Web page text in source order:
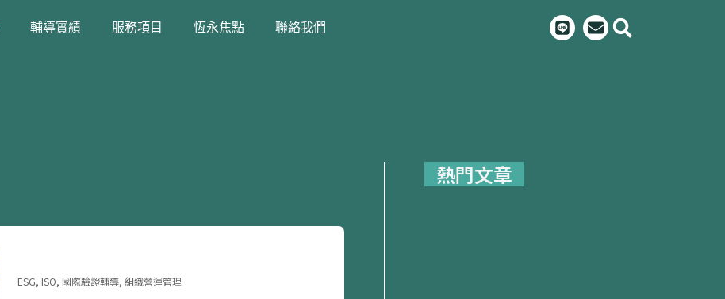
輔導實績 服務項目 恆永焦點 聯絡我們
L
i
E
n
ESG, ISO, 國際驗證輔導,組織營運管理
熱門文章